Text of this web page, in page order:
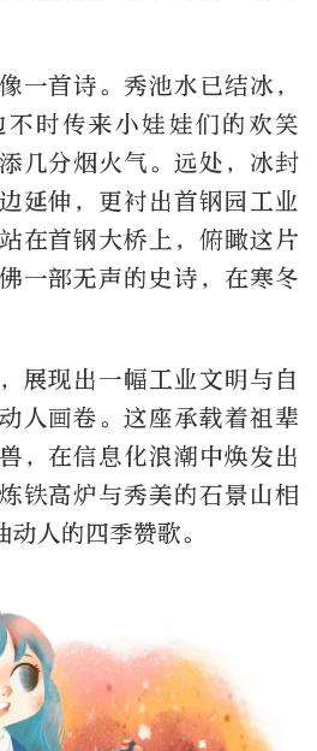
一首诗。秀池水已结冰，
时传来小娃娃们的欢笑
几分烟火气。远处，冰封
延伸，更衬出首钢园工业
在首钢大桥上，俯瞰这片
一部无声的史诗，在寒冬
展现出一幅工业文明与自
人画卷。这座承载着祖辈
，在信息化浪潮中焕发出
铁高炉与秀美的石景山相
人的四季赞歌。